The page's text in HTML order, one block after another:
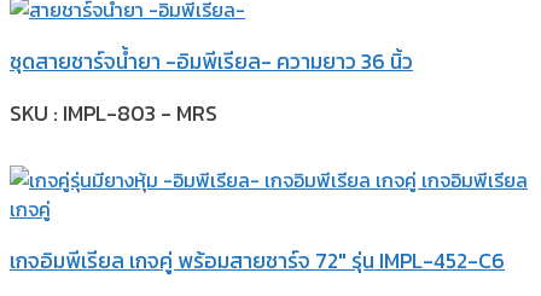
ชุดสายชาร์จน้ำยา -อิมพีเรียล- ความยาว 36 นิ้ว
SKU : IMPL-803 - MRS
เกจอิมพีเรียล เกจคู่ พร้อมสายชาร์จ 72″ รุ่น IMPL-452-C6